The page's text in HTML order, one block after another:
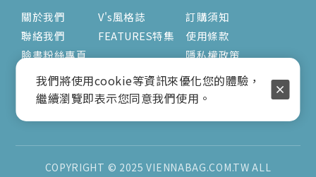
關於我們
聯絡我們
臉書粉絲專頁
V's風格誌
FEATURES特集
訂購須知
使用條款
隱私權政策
COPYRIGHT © 2025 VIENNABAG.COM.TW ALL
我們將使用cookie等資訊來優化您的體驗，
繼續瀏覽即表示您同意我們使用。